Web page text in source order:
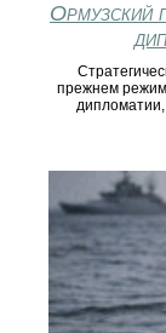
Ормузский
прежнем
дипломатии,